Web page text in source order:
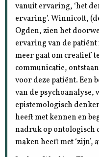
vanuit ervaring, ‘het
ervaring’. Winnicott,
Ogden, zien het
ervaring van de
meer gaat om creatief
communicatie,
voor deze patiënt. Een
van de psychoanalyse,
epistemologisch
heeft met kennen en
nadruk op ontologisch
maken heeft met